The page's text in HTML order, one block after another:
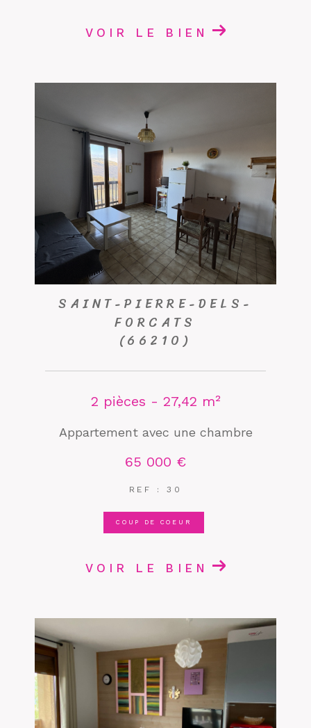
VOIR LE BIEN
SAINT-PIERRE-DELS-
FORCATS
(66210)
2 pièces - 27,42 m²
Appartement avec une chambre
65 000 €
REF : 30
COUP DE COEUR
VOIR LE BIEN